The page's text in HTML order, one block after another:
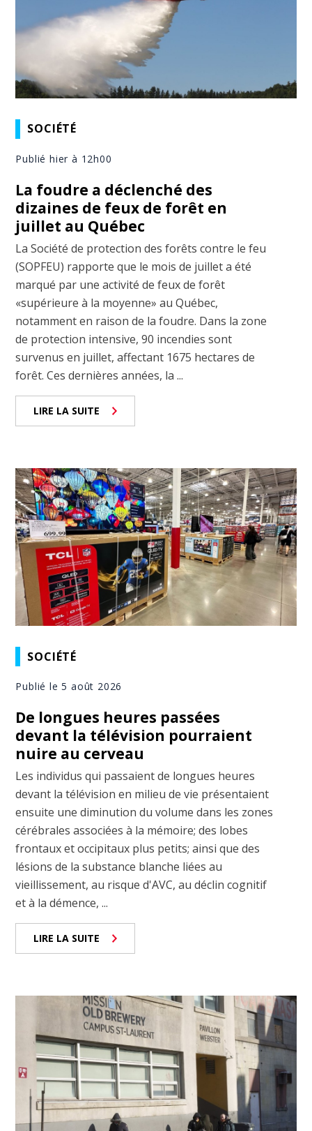
SOCIÉTÉ
Publié hier à 12h00
La foudre a déclenché des
dizaines de feux de forêt en
juillet au Québec
La Société de protection des forêts contre le feu
(SOPFEU) rapporte que le mois de juillet a été
marqué par une activité de feux de forêt
«supérieure à la moyenne» au Québec,
notamment en raison de la foudre. Dans la zone
de protection intensive, 90 incendies sont
survenus en juillet, affectant 1675 hectares de
forêt. Ces dernières années, la ...
LIRE LA SUITE
SOCIÉTÉ
Publié le 5 août 2026
De longues heures passées
devant la télévision pourraient
nuire au cerveau
Les individus qui passaient de longues heures
devant la télévision en milieu de vie présentaient
ensuite une diminution du volume dans les zones
cérébrales associées à la mémoire; des lobes
frontaux et occipitaux plus petits; ainsi que des
lésions de la substance blanche liées au
vieillissement, au risque d'AVC, au déclin cognitif
et à la démence, ...
LIRE LA SUITE